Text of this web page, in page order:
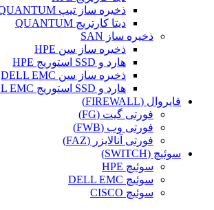
ذخیره ساز تیپ QUANTUM
دیتا کارتریج QUANTUM
ذخیره ساز SAN
ذخیره ساز سن HPE
هارد و SSD استوریج HPE
ذخیره ساز سن DELL EMC
هارد و SSD استوریج DELL EMC
فایروال (FIREWALL)
فورتی گیت (FG)
فورتی وب (FWB)
فورتی آنالایزر (FAZ)
سوئیچ (SWITCH)
سوئیچ HPE
سوئیچ DELL EMC
سوئیچ CISCO